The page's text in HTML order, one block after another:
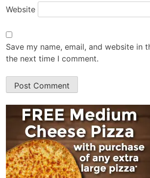
Website
Save my name, email, and website in
the next time I comment.